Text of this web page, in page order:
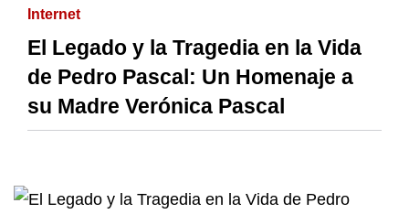
Internet
El Legado y la Tragedia en la Vida
de Pedro Pascal: Un Homenaje a
su Madre Verónica Pascal